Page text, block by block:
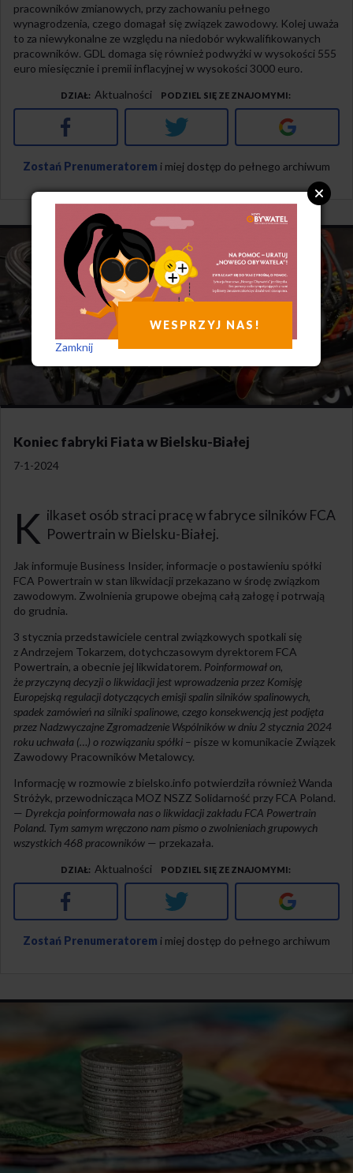
pracowników zmianowych, przy zachowaniu pełnego
wynagrodzenia, czego domagał się związek zawodowy. Kolej uważa
to za niewykonalne ze względu na niedobór wykwalifikowanych
pracowników. GDL domaga się również podwyżki w wysokości 555
euro miesięcznie i premii inflacyjnej w wysokości 3000 euro.
DZIAŁ Aktualności PODZIEL SIĘ ZE ZNAJOMYMI
Facebook Twitter Google+
Zostań Prenumeratorem i miej dostęp do pełnego archiwum
Koniec fabryki Fiata w Bielsku-Białej
7-1-2024
K ilkaset osób straci pracę w fabryce silników FCA
Powertrain w Bielsku-Białej.
Jak informuje Business Insider, informacje o postawieniu spółki
FCA Powertrain w stan likwidacji przekazano w środę związkom
zawodowym. Zwolnienia grupowe obejmą całą załogę i potrwają
do grudnia.
3 stycznia przedstawiciele central związkowych spotkali się
z Andrzejem Tokarzem, dotychczasowym dyrektorem FCA
Powertrain, a obecnie jej likwidatorem. Poinformował on,
że przyczyną decyzji o likwidacji jest wprowadzenia przez Komisję
Europejską regulacji dotyczących emisji spalin silników spalinowych,
spadek zamówień na silniki spalinowe, czego konsekwencją jest podjęta
przez Nadzwyczajne Zgromadzenie Wspólników w dniu 2 stycznia 2024
roku uchwała (…) o rozwiązaniu spółki – pisze w komunikacie Związek
Zawodowy Pracowników Metalowcy.
Informację w rozmowie z bielsko.info potwierdziła również Wanda
Stróżyk, przewodnicząca MOZ NSZZ Solidarność przy FCA Poland.
— Dyrekcja poinformowała nas o likwidacji zakładu FCA Powertrain
Poland. Tym samym wręczono nam pismo o zwolnieniach grupowych
wszystkich 468 pracowników — przekazała.
DZIAŁ Aktualności PODZIEL SIĘ ZE ZNAJOMYMI
Facebook Twitter Google+
Zostań Prenumeratorem i miej dostęp do pełnego archiwum
WESPRZYJ NAS!
Zamknij